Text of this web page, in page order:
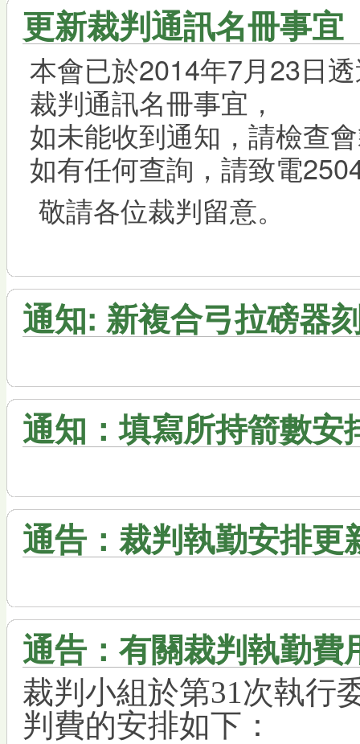
更新裁判通訊名冊事宜
本會已於2014年7月23日
裁判通訊名冊事宜，
如未能收到通知，請檢查
如有任何查詢，請致電
敬請各位裁判留意。
通知: 新複合弓拉磅器
通知：填寫所持箭數安
通告：裁判執勤安排更
通告：有關裁判執勤費
裁判小組於第31次執行
判費的安排如下：